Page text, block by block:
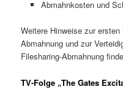
Abmahnkosten und
Weitere Hinweise zur
Abmahnung und zur
Filesharing-Abmahnung
TV-Folge „The Gates